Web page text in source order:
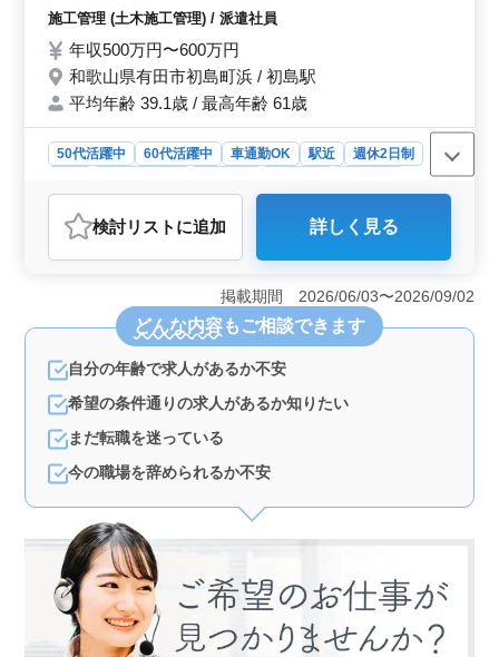
各種書類の作成 ・現場業者との打ち合わせ
週休2日制 ＊残業少なめ 今回経験者や資格
保有者の方の募集となります。 ブランクの
有る方もお気軽にご応募下さい。
施工管理 (土木施工管理) / 派遣社員
年収500万円〜600万円
和歌山県有田市初島町浜 / 初島駅
平均年齢 39.1歳 / 最高年齢 61歳
50代活躍中 60代活躍中 車通勤OK 駅近
週休2日制
おすすめポイント
＜魅力的なポイント＞ 和歌山県有田市初島町浜の施工
管理職の求人です。中高年の経験者に最適な条件で、土
休2日制で、残業も少なめです。単身用寮完備で車通勤も
可とされており、安心して長期間勤務できます。 ＜
キャリアチャンス＞ 土木施工管理の経験者や資格保有
者に向けた求人です。ブランクのある方も歓迎されてい
ができます。
検討リスト に追加 詳しく見る
掲載期間 2026/06/03〜2026/09/02
どんな内容もご相談できます
自分の年齢で求人があるか不安
希望の条件通りの求人があるか知りたい
まだ転職を迷っている
今の職場を辞められるか不安